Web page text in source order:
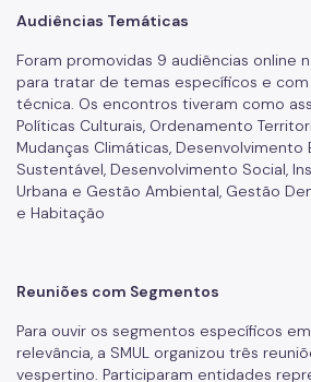
Audiências Temáticas
Foram promovidas 9 audiências online
para tratar de temas específicos e
técnica. Os encontros tiveram como
Políticas Culturais, Ordenamento
Mudanças Climáticas, Desenvolvimento
Sustentável, Desenvolvimento Social,
Urbana e Gestão Ambiental, Gestão
e Habitação
Reuniões com Segmentos
Para ouvir os segmentos específicos
relevância, a SMUL organizou três
vespertino. Participaram entidades